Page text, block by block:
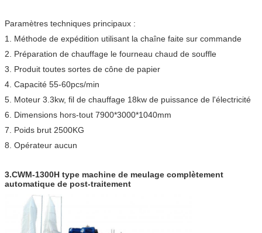
Paramètres techniques principaux :
1. Méthode de expédition utilisant la chaîne faite sur commande
2. Préparation de chauffage le fourneau chaud de souffle
3. Produit toutes sortes de cône de papier
4. Capacité 55-60pcs/min
5. Moteur 3.3kw, fil de chauffage 18kw de puissance de l'électricité
6. Dimensions hors-tout 7900*3000*1040mm
7. Poids brut 2500KG
8. Opérateur aucun
3.CWM-1300H type machine de meulage complètement
automatique de post-traitement